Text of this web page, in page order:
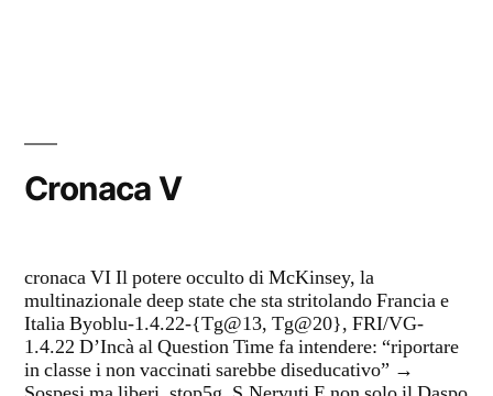
Cronaca V
cronaca VI Il potere occulto di McKinsey, la
multinazionale deep state che sta stritolando Francia e
Italia Byoblu-1.4.22-{Tg@13, Tg@20}, FRI/VG-
1.4.22 D’Incà al Question Time fa intendere: “riportare
in classe i non vaccinati sarebbe diseducativo” →